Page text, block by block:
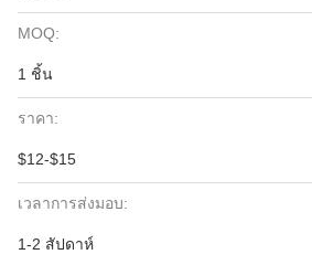
MOQ:
1 ชิ้น
ราคา:
$12-$15
เวลาการส่งมอบ:
1-2 สัปดาห์